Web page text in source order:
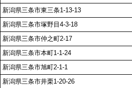
新潟県三条市東三条1-13-13
新潟県三条市塚野目4-3-18
新潟県三条市仲之町2-17
新潟県三条市本町1-1-24
新潟県三条市旭町2-1-1
新潟県三条市井栗1-20-26